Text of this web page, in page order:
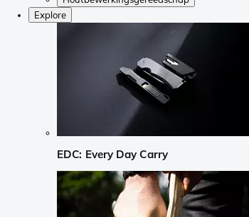
Explore
EDC: Every Day Carry